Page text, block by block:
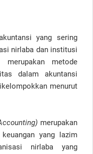
yang sering
nirlaba dan institusi
metode
dalam akuntansi
menurut
merupakan
yang lazim
nirlaba yang